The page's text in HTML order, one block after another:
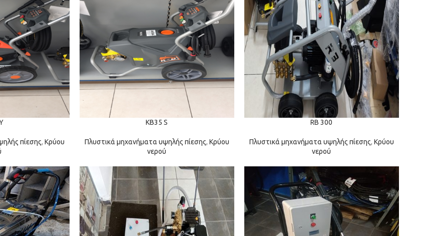
πίεσης, Κρύου
KB35 S
Πλυστικά μηχανήματα υψηλής πίεσης, Κρύου
νερού
RB 300
Πλυστικά μηχανήματα υψηλής πίεσης, Κρύου
νερού